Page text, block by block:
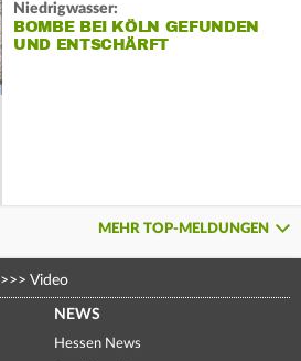
Niedrigwasser:
BOMBE BEI KÖLN GEFUNDEN
UND ENTSCHÄRFT
MEHR TOP-MELDUNGEN
>>> Video
NEWS
Hessen News